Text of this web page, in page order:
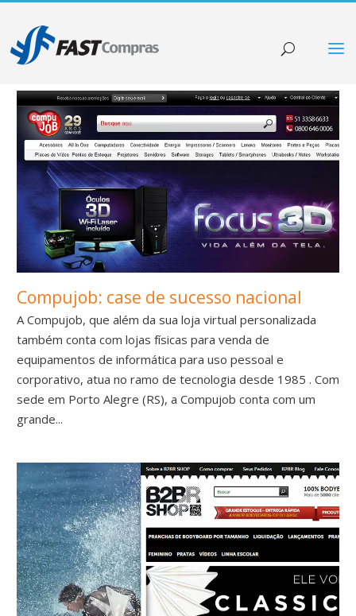
Compujob: case de sucesso nacional
A Compujob, que além da sua loja virtual personalizada
também conta com lojas físicas para venda de
equipamentos de informática para uso pessoal e
corporativo, atua no ramo de tecnologia desde 1985 . Com
sede em Porto Alegre (RS), a Compujob conta com um
grande...